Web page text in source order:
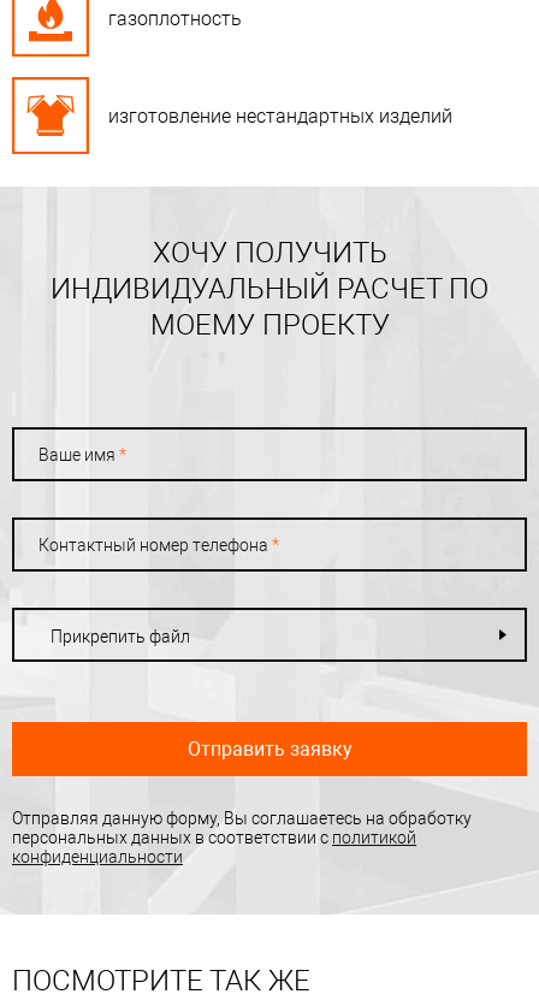
газоплотность
изготовление нестандартных изделий
ХОЧУ ПОЛУЧИТЬ
ИНДИВИДУАЛЬНЫЙ РАСЧЕТ ПО
МОЕМУ ПРОЕКТУ
Ваше имя *
Контактный номер телефона *
Прикрепить файл
Отправить заявку
Отправляя данную форму, Вы соглашаетесь на обработку
персональных данных в соответствии с политикой
конфиденциальности
ПОСМОТРИТЕ ТАК ЖЕ